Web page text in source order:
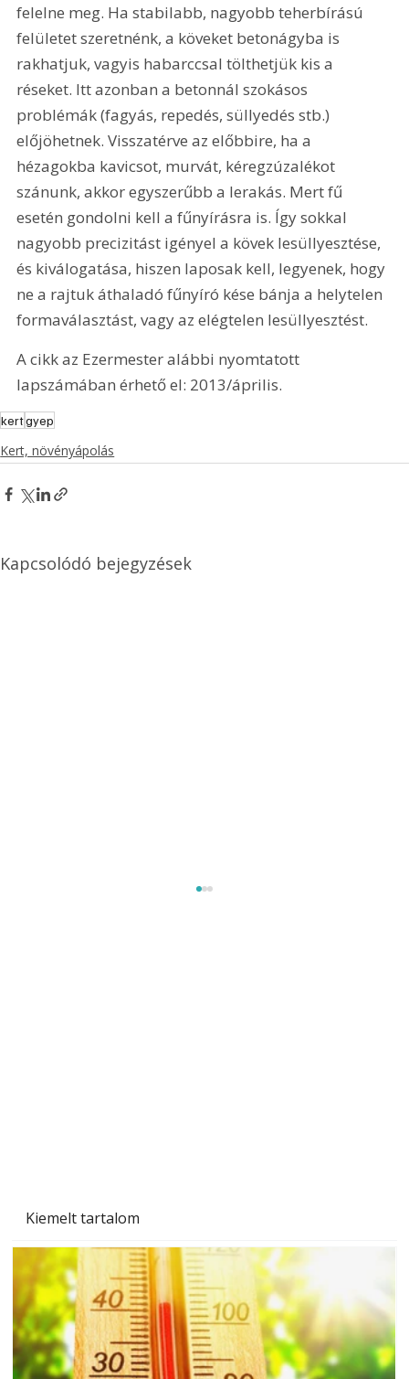
Kiemelt tartalom
felelne meg. Ha stabilabb, nagyobb teherbírású
felületet szeretnénk, a köveket betonágyba is
rakhatjuk, vagyis habarccsal tölthetjük kis a
réseket. Itt azonban a betonnál szokásos
problémák (fagyás, repedés, süllyedés stb.)
előjöhetnek. Visszatérve az előbbire, ha a
hézagokba kavicsot, murvát, kéregzúzalékot
szánunk, akkor egyszerűbb a lerakás. Mert fű
esetén gondolni kell a fűnyírásra is. Így sokkal
nagyobb precizitást igényel a kövek lesüllyesztése,
és kiválogatása, hiszen laposak kell, legyenek, hogy
ne a rajtuk áthaladó fűnyíró kése bánja a helytelen
formaválasztást, vagy az elégtelen lesüllyesztést.
A cikk az Ezermester alábbi nyomtatott
lapszámában érhető el: 2013/április.
kertgyep
Kert, növényápolás
Kapcsolódó bejegyzések